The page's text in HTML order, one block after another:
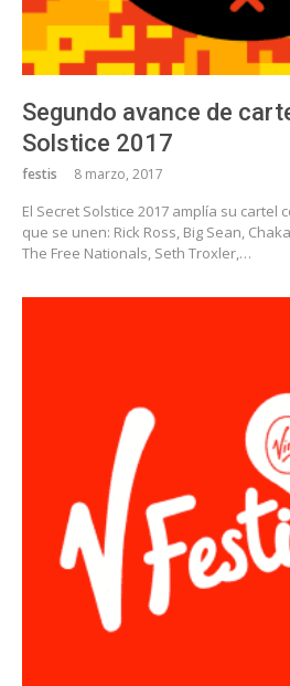
Segundo avance de
Solstice 2017
festis 8 marzo, 2017
El Secret Solstice 2017 amplía su cartel
que se unen: Rick Ross, Big Sean,
The Free Nationals, Seth Troxler,…